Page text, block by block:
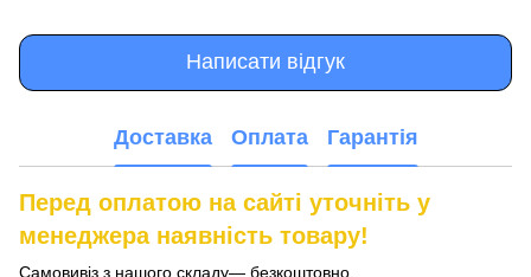
Написати відгук
Доставка Оплата Гарантія
Перед оплатою на сайті уточніть у
менеджера наявність товару!
Самовивіз з нашого складу— безкоштовно.